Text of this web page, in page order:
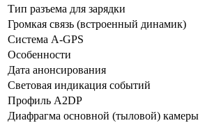
Тип разъема для зарядки
Громкая связь (встроенный динамик)
Cистема A-GPS
Особенности
Дата анонсирования
Световая индикация событий
Профиль A2DP
Диафрагма основной (тыловой) камеры